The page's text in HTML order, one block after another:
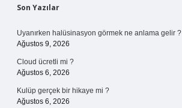
Sidebar
Son Yazılar
Uyanırken halüsinasyon görmek ne anlama gelir ?
Ağustos 9, 2026
Cloud ücretli mi ?
Ağustos 6, 2026
Kulüp gerçek bir hikaye mi ?
Ağustos 6, 2026